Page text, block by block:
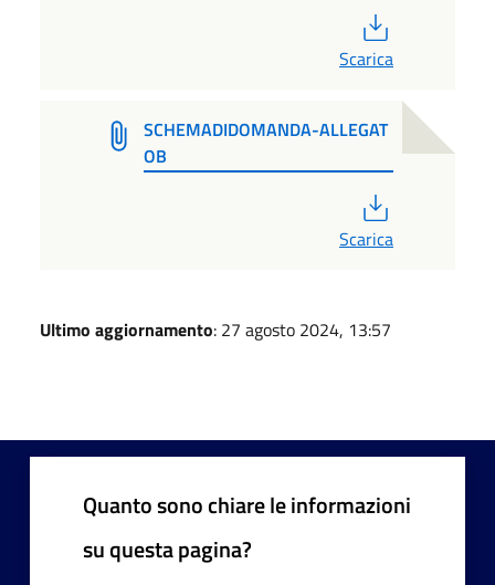
Scarica
SCHEMADIDOMANDA-ALLEGAT
OB
Scarica
Ultimo aggiornamento: 27 agosto 2024, 13:57
Quanto sono chiare le informazioni
su questa pagina?